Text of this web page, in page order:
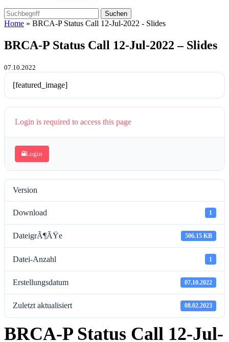
Home » BRCA-P Status Call 12-Jul-2022 - Slides
BRCA-P Status Call 12-Jul-2022 – Slides
07.10.2022
[featured_image]
Login is required to access this page
Login
Version
Download 1
DateigrÃ¶ÃŸe 506.15 KB
Datei-Anzahl 1
Erstellungsdatum 07.10.2022
Zuletzt aktualisiert 08.02.2023
BRCA-P Status Call 12-Jul-